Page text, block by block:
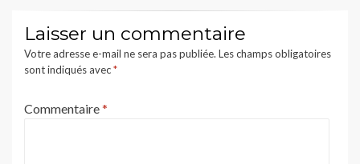
Laisser un commentaire
Votre adresse e-mail ne sera pas publiée. Les champs obligatoires
sont indiqués avec*
Commentaire*